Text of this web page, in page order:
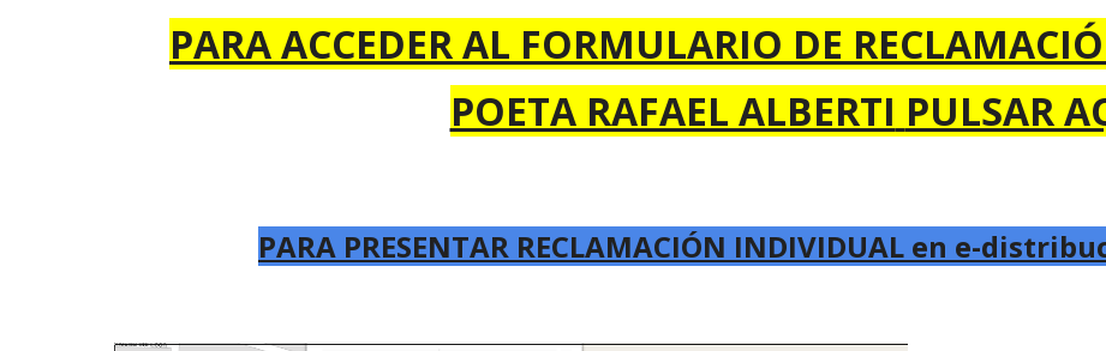
PARA ACCEDER AL FORMULARIO DE
POETA RAFAEL ALBERTI PULSAR
PARA PRESENTAR RECLAMACIÓN INDIVIDUAL en e-